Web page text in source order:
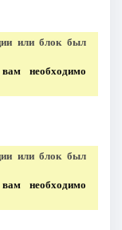
или блок был
необходимо
или блок был
необходимо